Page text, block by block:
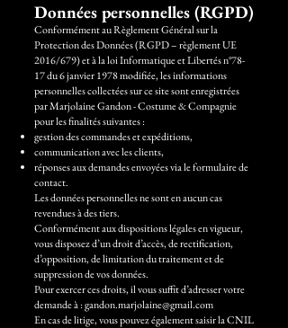
Données personnelles (RGPD)
Conformément au Règlement Général sur la
Protection des Données (RGPD – règlement UE
2016/679) et à la loi Informatique et Libertés n°78-
17 du 6 janvier 1978 modifiée, les informations
personnelles collectées sur ce site sont enregistrées
par Marjolaine Gandon - Costume & Compagnie
pour les finalités suivantes :
gestion des commandes et expéditions,
communication avec les clients,
réponses aux demandes envoyées via le formulaire de
contact.
Les données personnelles ne sont en aucun cas
revendues à des tiers.
Conformément aux dispositions légales en vigueur,
vous disposez d’un droit d’accès, de rectification,
d’opposition, de limitation du traitement et de
suppression de vos données.
Pour exercer ces droits, il vous suffit d’adresser votre
demande à : gandon.marjolaine@gmail.com
En cas de litige, vous pouvez également saisir la CNIL